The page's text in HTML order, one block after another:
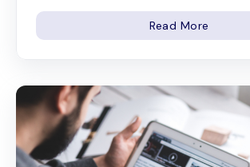
Read More